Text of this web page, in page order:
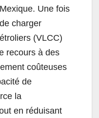
Une fois
charger
(VLCC)
recours à des
coûteuses
de
la
en réduisant